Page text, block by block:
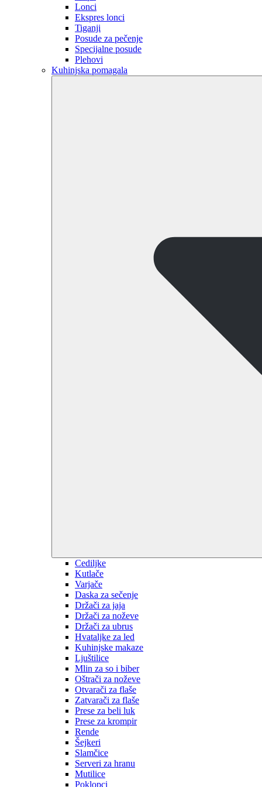
Lonci
Ekspres lonci
Tiganji
Posude za pečenje
Specijalne posude
Plehovi
Kuhinjska pomagala
Cediljke
Kutlače
Varjače
Daska za sečenje
Držači za jaja
Držači za noževe
Držači za ubrus
Hvataljke za led
Kuhinjske makaze
Ljuštilice
Mlin za so i biber
Oštrači za noževe
Otvarači za flaše
Zatvarači za flaše
Prese za beli luk
Prese za krompir
Rende
Šejkeri
Slamčice
Serveri za hranu
Mutilice
Poklopci